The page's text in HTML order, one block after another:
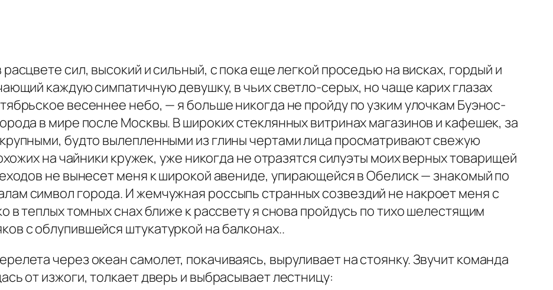
сил, высокий и сильный, с пока еще легкой проседью на висках, гордый и
каждую симпатичную девушку, в чьих светло-серых, но чаще карих глазах
весеннее небо, — я больше никогда не пройду по узким улочкам Буэнос-
в мире после Москвы. В широких стеклянных витринах магазинов и кафешек, за
будто вылепленными из глины чертами лица просматривают свежую
на чайники кружек, уже никогда не отразятся силуэты моих верных товарищей
не вынесет меня к широкой авениде, упирающейся в Обелиск — знакомый по
символ города. И жемчужная россыпь странных созвездий не накроет меня с
в теплых томных снах ближе к рассвету я снова пройдусь по тихо шелестящим
с облупившейся штукатуркой на балконах..
через океан самолет, покачиваясь, выруливает на стоянку. Звучит команда
от изжоги, толкает дверь и выбрасывает лестницу: